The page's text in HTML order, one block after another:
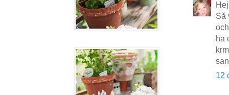
Hej
Så
ha
12